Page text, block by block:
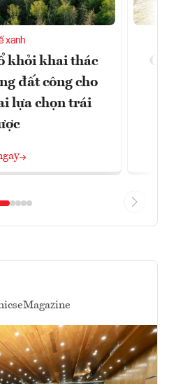
xanh
khỏi khai thác
đất công cho
lựa chọn trái
eMagazine